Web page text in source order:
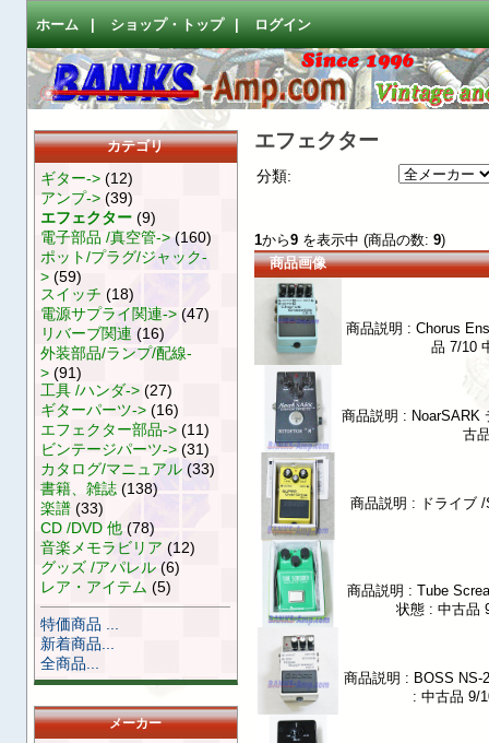
ホーム ショップ・トップ ログイン
カテゴリ
ギター-> (12)
アンプ-> (39)
エフェクター (9)
電子部品 /真空管-> (160)
ポット/プラグ/ジャック-
> (59)
スイッチ (18)
電源サプライ関連-> (47)
リバーブ関連 (16)
外装部品/ランプ/配線-
> (91)
工具 /ハンダ-> (27)
ギターパーツ-> (16)
エフェクター部品-> (11)
ビンテージパーツ-> (31)
カタログ/マニュアル (33)
書籍、雑誌 (138)
楽譜 (33)
CD /DVD 他 (78)
音楽メモラビリア (12)
グッズ /アパレル (6)
レア・アイテム (5)
特価商品 ...
新着商品...
全商品...
メーカー
エフェクター
分類:
1から9を表示中 (商品の数: 9)
商品画像
商品説明 : Chorus
品 7/10
商品説明 : NoarSARK
古
商品説明 : ドライブ
商品説明 : Tube
状態 : 中古品
商品説明 : BOSS NS-
: 中古品 9/